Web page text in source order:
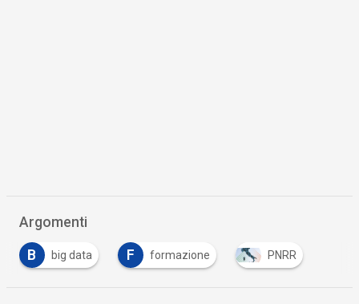
Argomenti
B big data F formazione PNRR